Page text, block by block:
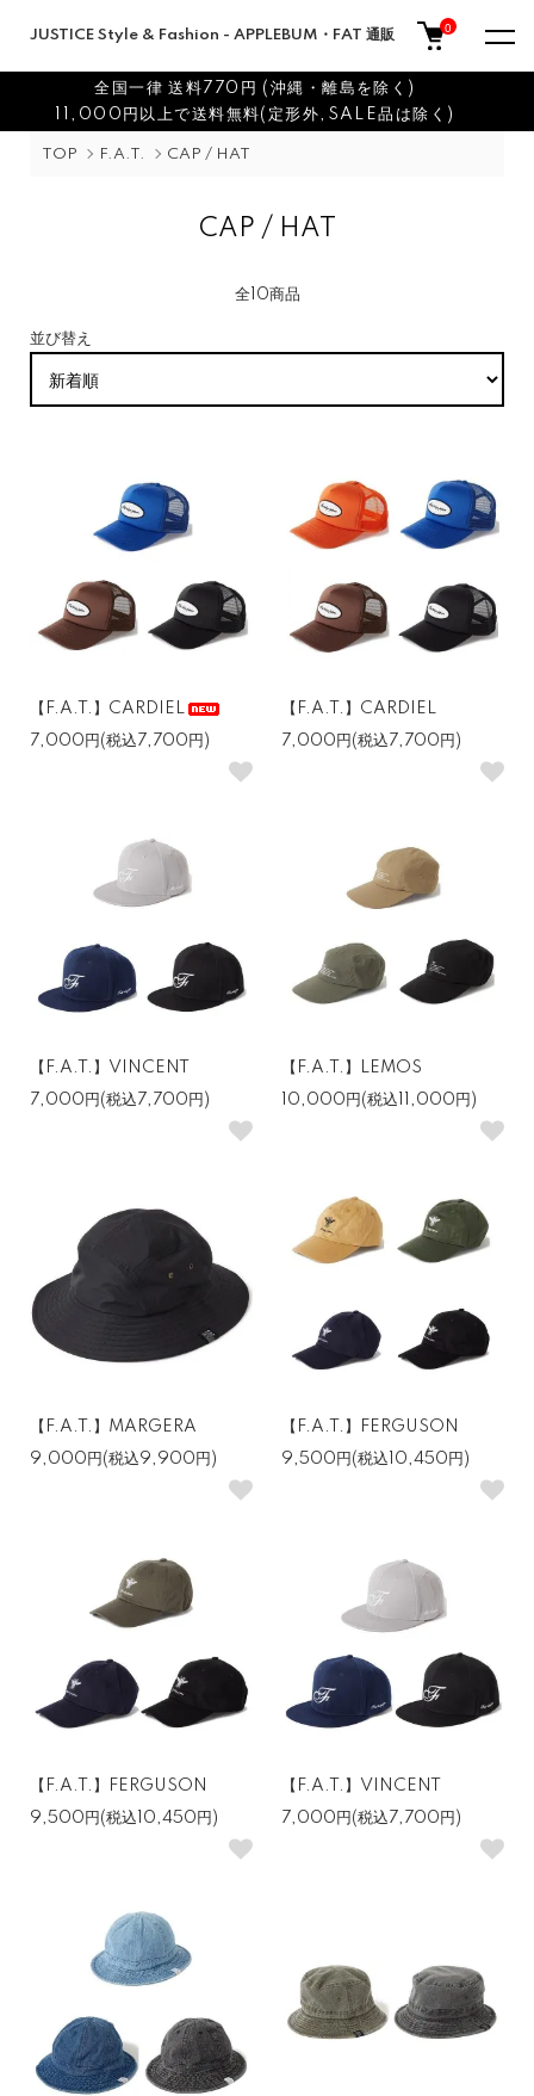
JUSTICE Style & Fashion - APPLEBUM・FAT 通販 0
全国一律 送料770円 (沖縄・離島を除く)
11,000円以上で送料無料(定形外,SALE品は除く)
TOP F.A.T. CAP / HAT
CAP / HAT
全10商品
並び替え
【F.A.T.】CARDIEL
7,000円(税込7,700円)
【F.A.T.】CARDIEL
7,000円(税込7,700円)
【F.A.T.】VINCENT
7,000円(税込7,700円)
【F.A.T.】LEMOS
10,000円(税込11,000円)
【F.A.T.】MARGERA
9,000円(税込9,900円)
【F.A.T.】FERGUSON
9,500円(税込10,450円)
【F.A.T.】FERGUSON
9,500円(税込10,450円)
【F.A.T.】VINCENT
7,000円(税込7,700円)